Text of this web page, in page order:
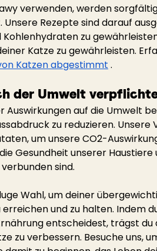
verwenden, werden
Unsere Rezepte sind darauf
zu
Katze zu gewährleisten.
Katzen abgestimmt .
der Umwelt
Auswirkungen auf die Umwelt
zu reduzieren.
um unsere CO2-
Gesundheit unserer
sind.
Wahl, um deiner
erreichen und zu halten. Indem
entscheidest, trägst du
zu verbessern. Besuche uns,